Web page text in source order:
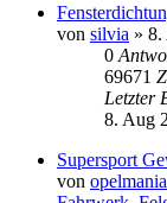
von silvia » 8.
0
69671
Letzter
8. Aug
Supersport
von